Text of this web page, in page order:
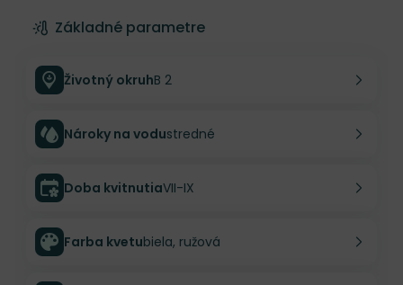
Základné parametre
Životný okruhB 2
Nároky na vodustredné
Doba kvitnutiaVII-IX
Farba kvetubiela, ružová